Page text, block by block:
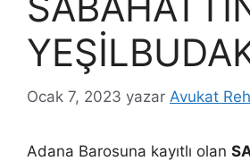
Ocak 7, 2023 yazar Avukat
Adana Barosuna kayıtlı olan